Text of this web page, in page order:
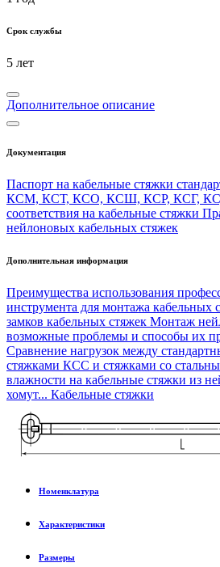
Срок службы
5 лет
Дополнительное описание
Документация
Паспорт на кабельные стяжки
КСМ, КСТ, КСО, КСШ, КСР, КСГ,
соответствия на кабельные стяжки
нейлоновых кабельных стяжек
Дополнительная информация
Преимущества использования
инструмента для монтажа кабельных
замков кабельных стяжек Монтаж
возможные проблемы и способы их
Сравнение нагрузок между
стяжками КСС и стяжками со
влажности на кабельные стяжки из
хомут... Кабельные стяжки
Номенклатура
Характеристики
Размеры